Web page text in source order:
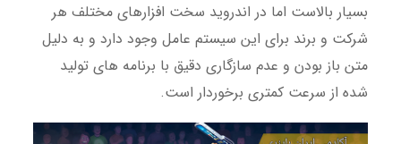
بسیار بالاست اما در اندروید سخت افزارهای مختلف هر
شرکت و برند برای این سیستم عامل وجود دارد و به دلیل
متن باز بودن و عدم سازگاری دقیق با برنامه های تولید
شده از سرعت کمتری برخوردار است.